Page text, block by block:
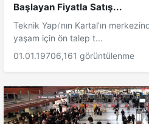
Başlayan Fiyatla Satış...
Teknik Yapı’nın Kartal’ın
yaşam için ön talep t...
01.01.19706,161 görüntülenme